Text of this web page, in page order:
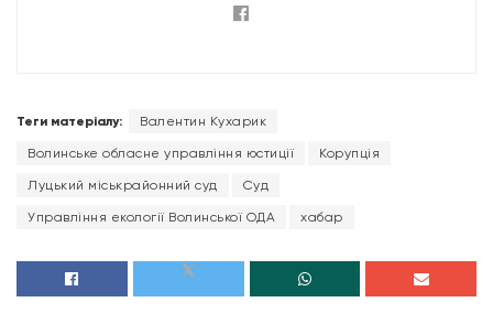
Теги матеріалу: Валентин Кухарик
Волинське обласне управління юстиції Корупція
Луцький міськрайонний суд Суд
Управління екології Волинської ОДА хабар